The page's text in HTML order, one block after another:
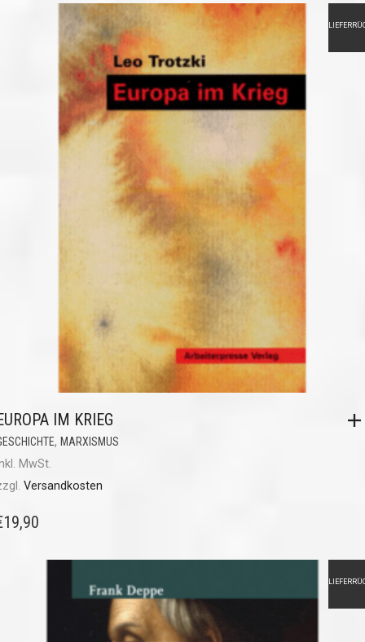
IM KRIEG
, MARXISMUS
MwSt.
Versandkosten
19,90